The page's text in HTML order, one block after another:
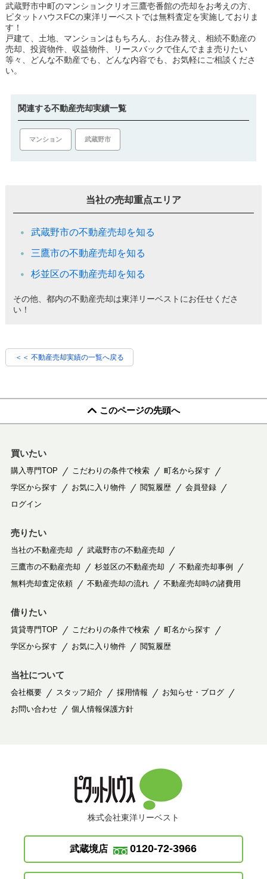
武蔵野市中町のマンションクリオ三鷹壱番館の売却をお考えの方、
ピタットハウスFCの東洋リーベストでは無料査定を実施しておりま
す！
戸建て、土地、マンションはもちろん、お住み替え、相続不動産の
売却、投資物件、収益物件、リースバックで住んでまま売りたい
等々、どんな不動産でも、どんな内容でも、お気軽にご相談くださ
い。
関連する不動産売却実績一覧
マンション 武蔵野市
当社の売却重点エリア
武蔵野市の不動産売却を知る
三鷹市の不動産売却を知る
杉並区の不動産売却を知る
その他、都内の不動産売却は東洋リーベストにお任せくださ
い！
＜＜ 不動産売却実績の一覧へ戻る
このページの先頭へ
買いたい
購入専門TOP こだわりの条件で検索
町名から探す
学区から探す
お気に入り物件 閲覧履歴
会員登録
ログイン
売りたい
当社の不動産売却
武蔵野市の不動産売却
三鷹市の不動産売却
杉並区の不動産売却
不動産売却事例
無料売却査定依頼
不動産売却の流れ 不動産売却時の諸費用
借りたい
賃貸専門TOP こだわりの条件で検索
町名から探す
学区から探す
お気に入り物件 閲覧履歴
当社について
会社概要 スタッフ紹介 採用情報
お知らせ・ブログ
お問い合わせ
個人情報保護方針
株式会社東洋リーベスト
武蔵境店 0120-72-3966